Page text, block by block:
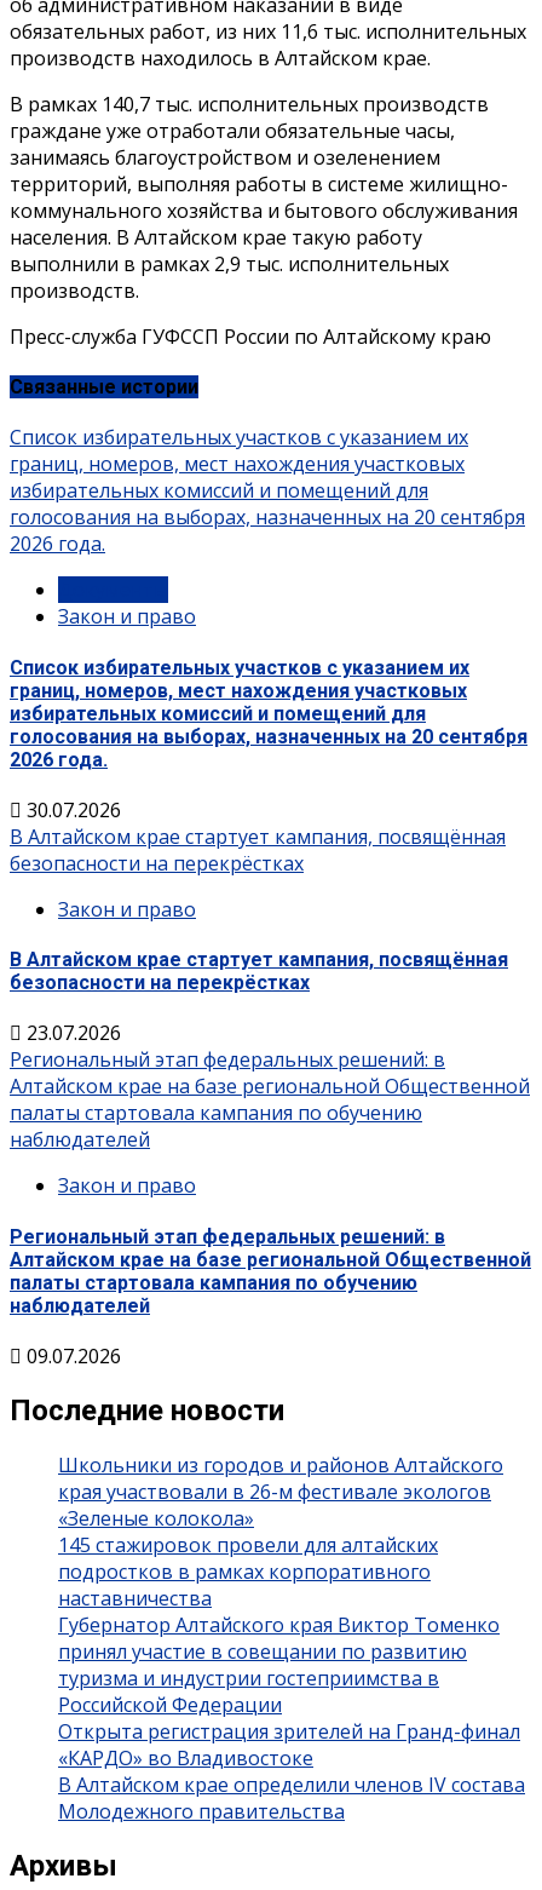
обязательных работ, из них 11,6 тыс. исполнительных
производств находилось в Алтайском крае.
В рамках 140,7 тыс. исполнительных производств
граждане уже отработали обязательные часы,
занимаясь благоустройством и озеленением
территорий, выполняя работы в системе жилищно-
коммунального хозяйства и бытового обслуживания
населения. В Алтайском крае такую работу
выполнили в рамках 2,9 тыс. исполнительных
производств.
Пресс-служба ГУФССП России по Алтайскому краю
Связанные истории
Список избирательных участков с указанием их
границ, номеров, мест нахождения участковых
избирательных комиссий и помещений для
голосования на выборах, назначенных на 20 сентября
2026 года.
Закон и право
Список избирательных участков с указанием их
границ, номеров, мест нахождения участковых
избирательных комиссий и помещений для
голосования на выборах, назначенных на 20 сентября
2026 года.
30.07.2026
В Алтайском крае стартует кампания, посвящённая
безопасности на перекрёстках
Закон и право
В Алтайском крае стартует кампания, посвящённая
безопасности на перекрёстках
23.07.2026
Региональный этап федеральных решений: в
Алтайском крае на базе региональной Общественной
палаты стартовала кампания по обучению
наблюдателей
Закон и право
Региональный этап федеральных решений: в
Алтайском крае на базе региональной Общественной
палаты стартовала кампания по обучению
наблюдателей
09.07.2026
Последние новости
Школьники из городов и районов Алтайского
края участвовали в 26-м фестивале экологов
«Зеленые колокола»
145 стажировок провели для алтайских
подростков в рамках корпоративного
наставничества
Губернатор Алтайского края Виктор Томенко
принял участие в совещании по развитию
туризма и индустрии гостеприимства в
Российской Федерации
Открыта регистрация зрителей на Гранд-финал
«КАРДО» во Владивостоке
В Алтайском крае определили членов IV состава
Молодежного правительства
Архивы